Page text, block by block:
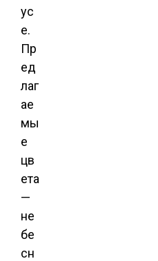
ус
е.
Пр
ед
лаг
ае
мы
е
цв
ета
—
не
бе
сн